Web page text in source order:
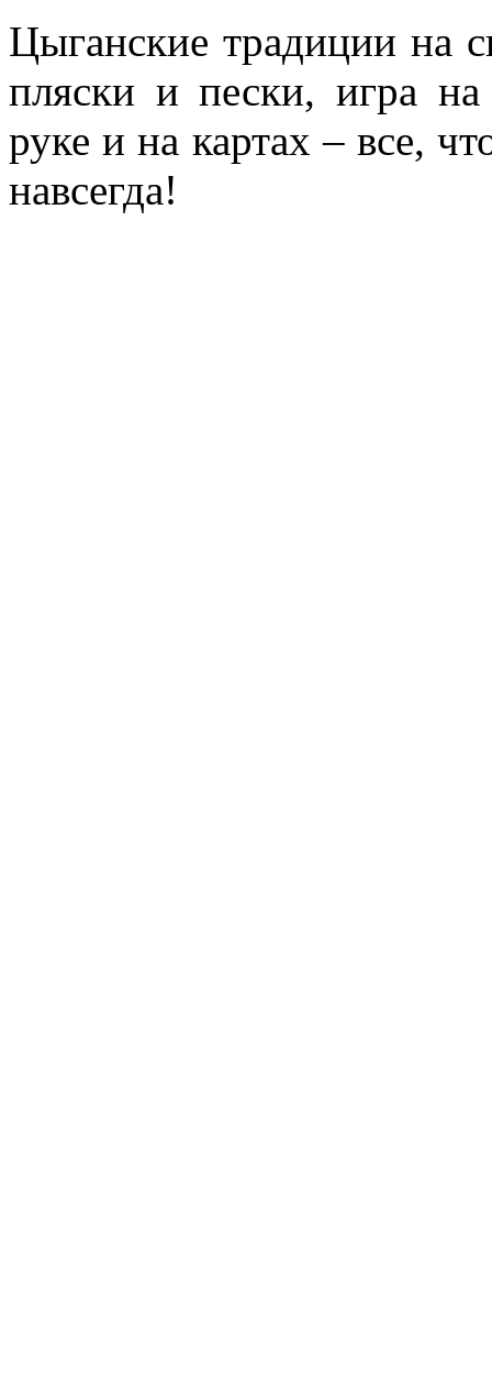
Цыганские традиции на
пляски и пески, игра
руке и на картах – все,
навсегда!